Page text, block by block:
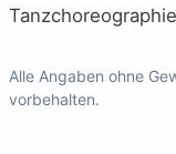
Alle Angaben ohne
vorbehalten.